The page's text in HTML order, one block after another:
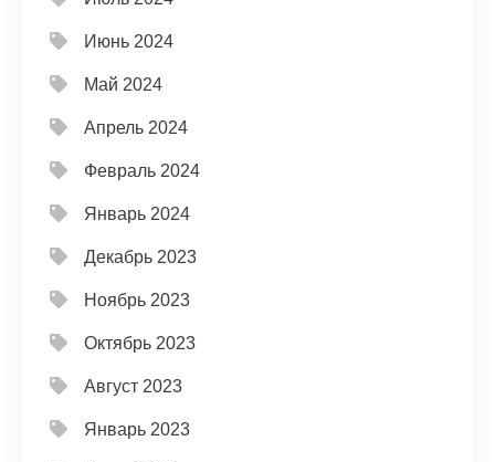
Июнь 2024
Май 2024
Апрель 2024
Февраль 2024
Январь 2024
Декабрь 2023
Ноябрь 2023
Октябрь 2023
Август 2023
Январь 2023